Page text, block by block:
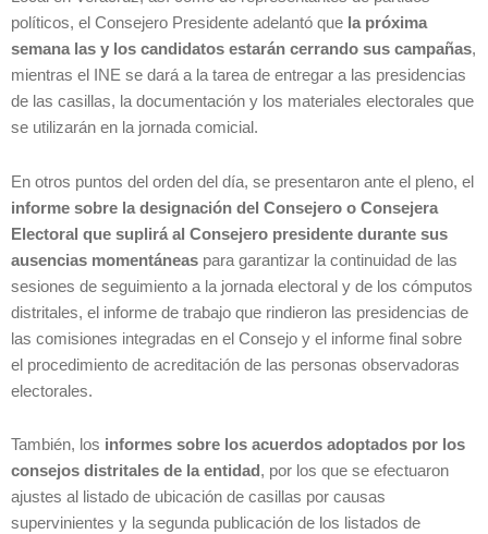
políticos, el Consejero Presidente adelantó que la próxima
semana las y los candidatos estarán cerrando sus campañas,
mientras el INE se dará a la tarea de entregar a las presidencias
de las casillas, la documentación y los materiales electorales que
se utilizarán en la jornada comicial.
En otros puntos del orden del día, se presentaron ante el pleno, el
informe sobre la designación del Consejero o Consejera
Electoral que suplirá al Consejero presidente durante sus
ausencias momentáneas para garantizar la continuidad de las
sesiones de seguimiento a la jornada electoral y de los cómputos
distritales, el informe de trabajo que rindieron las presidencias de
las comisiones integradas en el Consejo y el informe final sobre
el procedimiento de acreditación de las personas observadoras
electorales.
También, los informes sobre los acuerdos adoptados por los
consejos distritales de la entidad , por los que se efectuaron
ajustes al listado de ubicación de casillas por causas
supervinientes y la segunda publicación de los listados de